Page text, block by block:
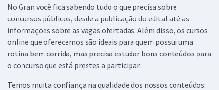
No Gran você fica sabendo tudo o que precisa sobre
concursos públicos, desde a publicação do edital até as
informações sobre as vagas ofertadas. Além disso, os cursos
online que oferecemos são ideais para quem possui uma
rotina bem corrida, mas precisa estudar bons conteúdos para
o concurso que está prestes a participar.
Temos muita confiança na qualidade dos nossos conteúdos: